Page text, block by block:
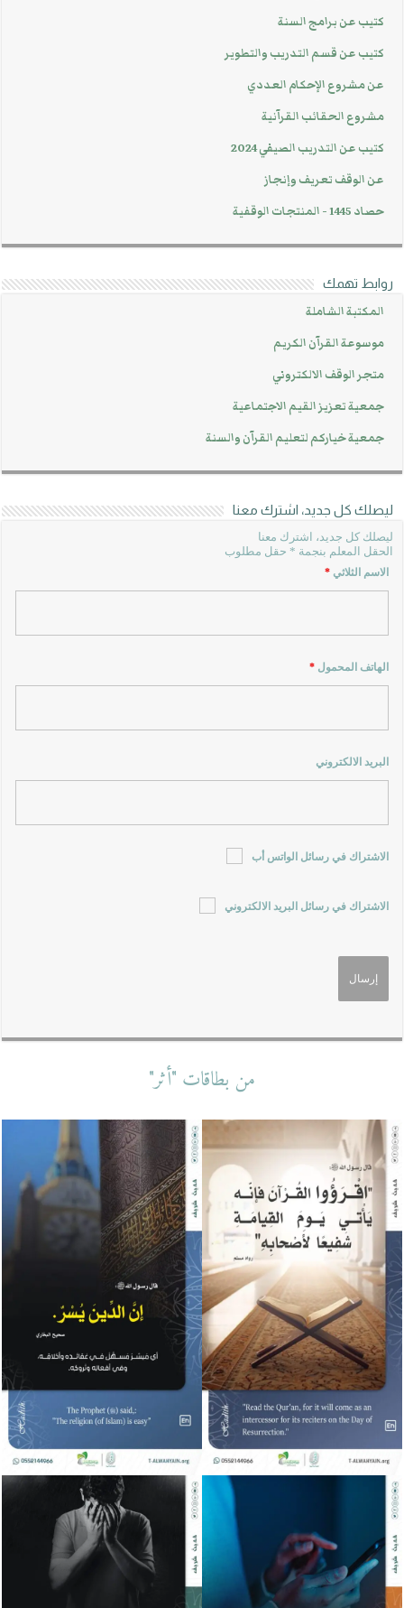
كتيب عن برامج السنة
كتيب عن قسم التدريب والتطوير
عن مشروع الإحكام العددي
مشروع الحقائب القرآنية
كتيب عن التدريب الصيفي 2024
عن الوقف تعريف وإنجاز
حصاد 1445 - المنتجات الوقفية
روابط تهمك
المكتبة الشاملة
موسوعة القرآن الكريم
متجر الوقف الالكتروني
جمعية تعزيز القيم الاجتماعية
جمعية خياركم لتعليم القرآن والسنة
ليصلك كل جديد، اشترك معنا
ليصلك كل جديد، اشترك معنا
الحقل المعلم بنجمة * حقل مطلوب
الاسم الثلاثي*
الهاتف المحمول*
البريد الالكتروني
الاشتراك في رسائل الواتس أب
الاشتراك في رسائل البريد الالكتروني
من بطاقات "أثر"